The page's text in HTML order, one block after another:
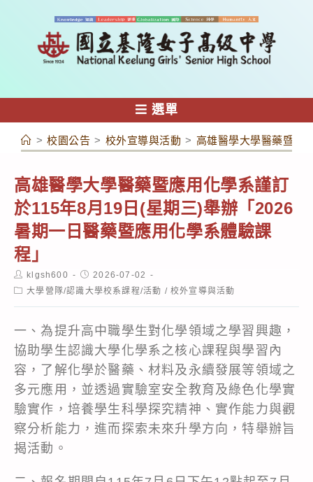
容
選單
> 校園公告 > 校外宣導與活動 > 高雄醫學大學醫藥暨應
高雄醫學大學醫藥暨應用化學系謹訂
於115年8月19日(星期三)舉辦「2026
暑期一日醫藥暨應用化學系體驗課
程」
Post
author:
klgsh600
Post
published:
2026-07-02
Post大學營隊/認識大學校系課程/活動 / 校外宣導與活動
一、為提升高中職學生對化學領域之學習興趣，
協助學生認識大學化學系之核心課程與學習內
容，了解化學於醫藥、材料及永續發展等領域之
多元應用，並透過實驗室安全教育及綠色化學實
驗實作，培養學生科學探究精神、實作能力與觀
察分析能力，進而探索未來升學方向，特舉辦旨
揭活動。